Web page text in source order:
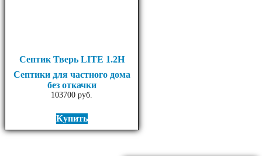
Септик Тверь LITE 1.2Н
Септики для частного дома
без откачки
103700 руб.
Купить